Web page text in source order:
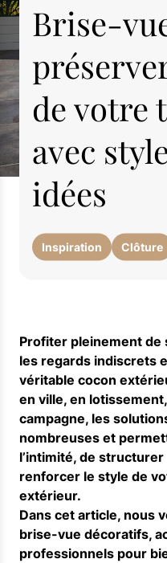
Brise-
de votre
avec
idées
Inspiration Clôture
Profiter pleinement de
les regards indiscrets
véritable cocon
en ville, en
campagne, les
nombreuses et
l’intimité, de
renforcer le style de
extérieur.
Dans cet article, nous
brise-vue décoratifs,
professionnels pour